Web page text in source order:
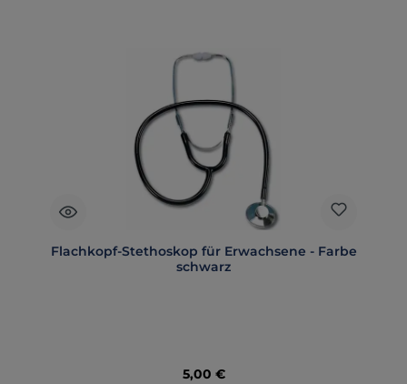
Flachkopf-Stethoskop für Erwachsene - Farbe
schwarz
Regulärer Preis:
5,00 €